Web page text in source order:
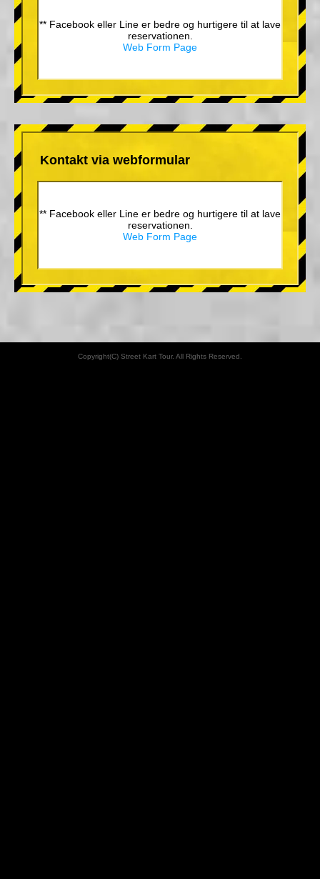
** Facebook eller Line er bedre og hurtigere til at lave
reservationen.
Web Form Page
Kontakt via webformular
** Facebook eller Line er bedre og hurtigere til at lave
reservationen.
Web Form Page
Copyright(C) Street Kart Tour. All Rights Reserved.